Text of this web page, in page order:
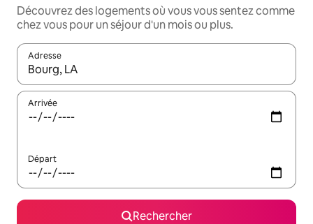
Découvrez des logements où vous vous sentez comme
chez vous pour un séjour d'un mois ou plus.
Adresse
Lorsque les résultats s'affichent, utilisez les flèches vers le
Arrivée
Départ
Rechercher